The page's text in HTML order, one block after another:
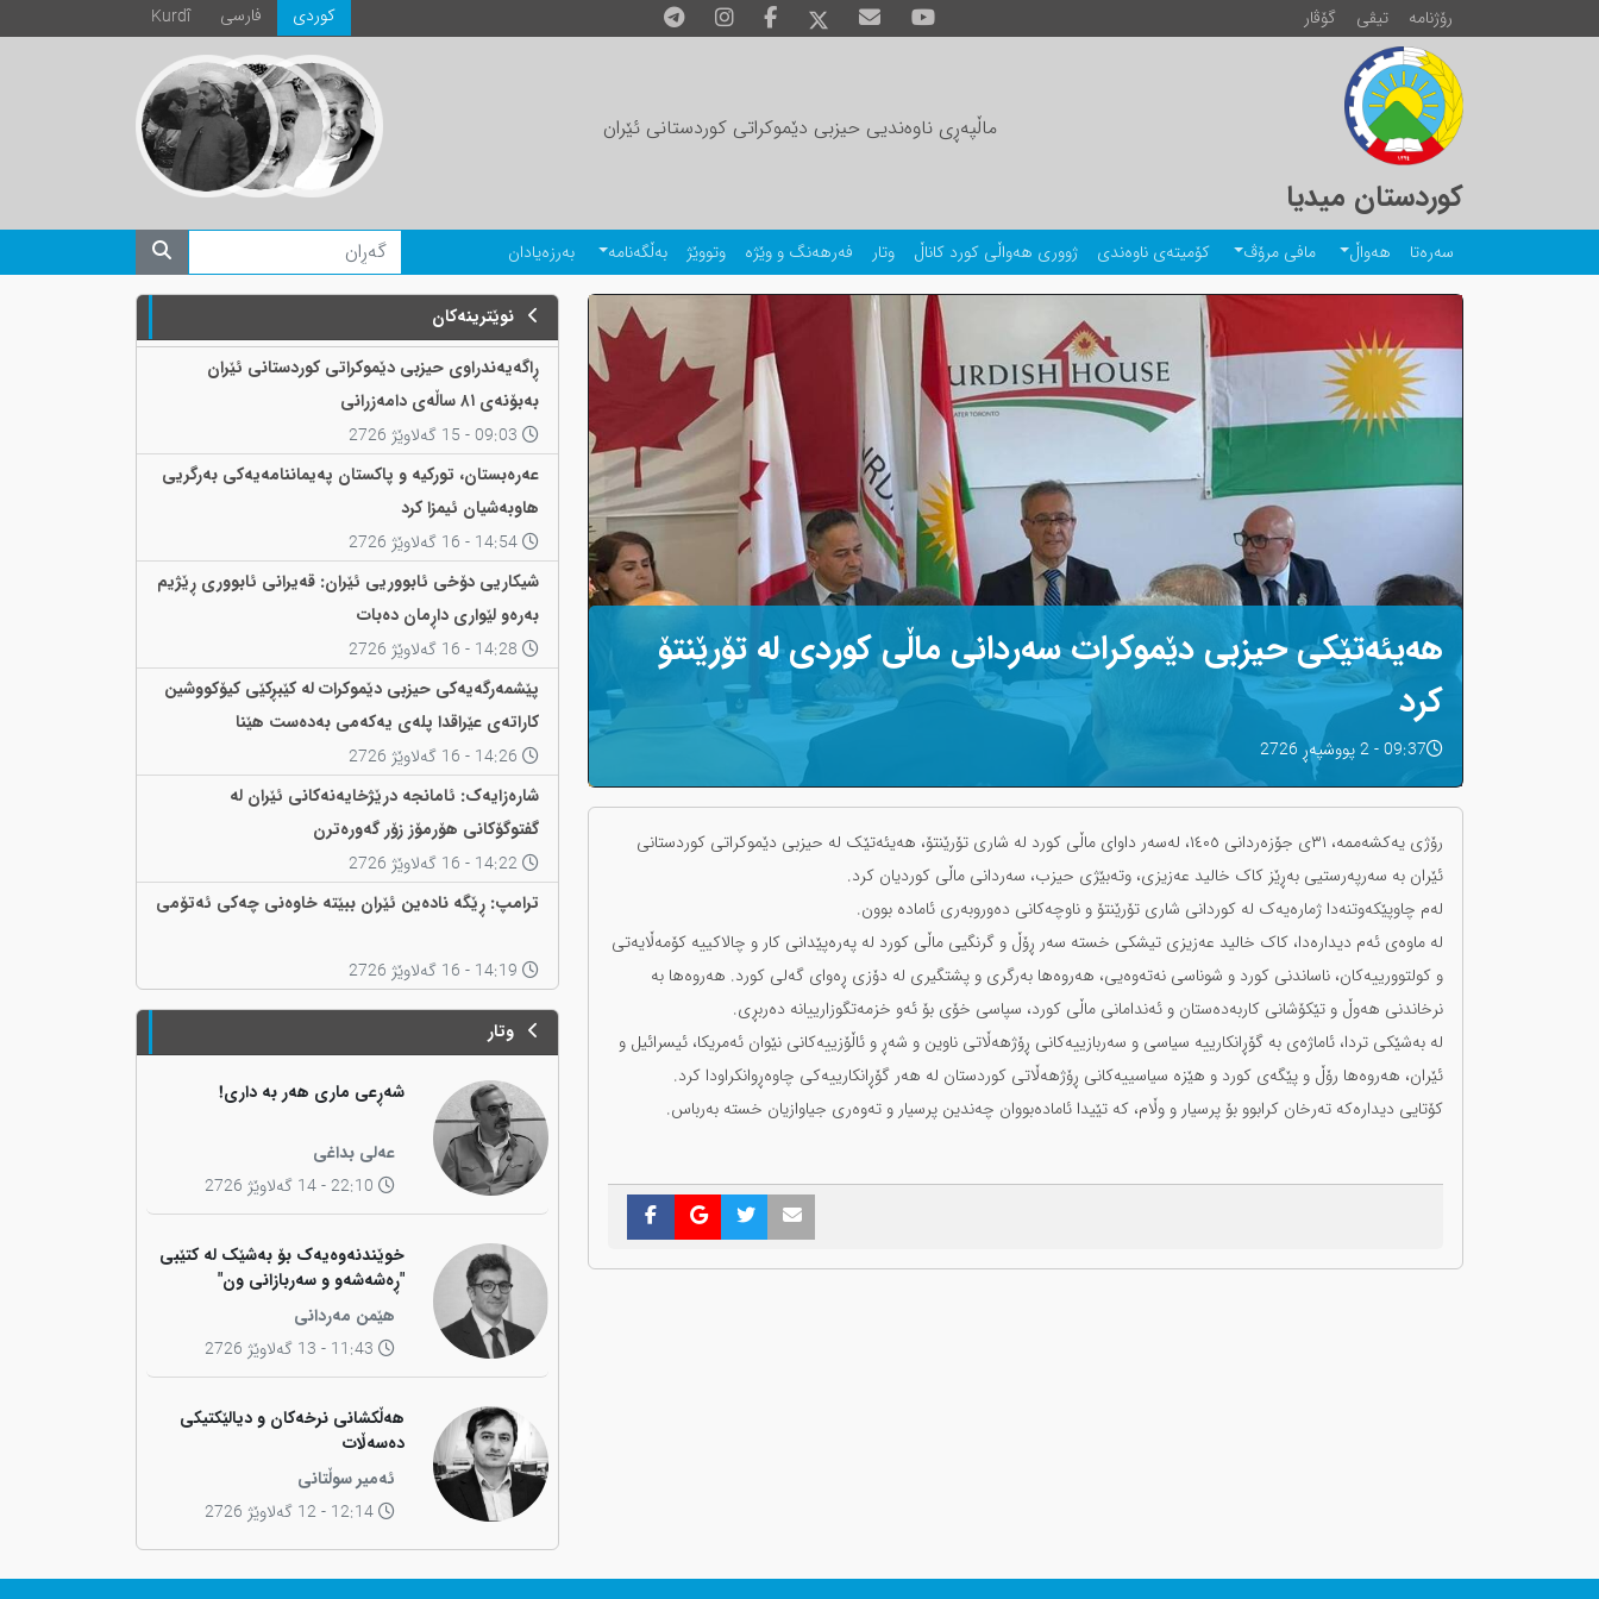
رۆژنامە تیڤی گۆڤار Kurdî فارسی كوردی
کوردستان میدیا
ماڵپەڕی ناوەندیی حیزبی دێموکراتی کوردستانی ئێران
سەرەتا هەواڵ مافی مرۆڤ کۆمیتەی ناوەندی ژووری هەواڵی کورد کاناڵ وتار فەرهەنگ و وێژە وتووێژ بەڵگەنامە بەرزەیادان
هەیئەتێکی حیزبی دێموکرات سەردانی ماڵی کوردی لە تۆرێنتۆ
کرد
09:37 - 2 پووشپەڕ 2726
رۆژی یەکشەممە، ٣١ی جۆزەردانی ١٤٠٥، لەسەر داوای ماڵی کورد لە شاری تۆرێنتۆ، هەیئەتێک لە حیزبی دێموکراتی کوردستانی
ئێران بە سەرپەرستیی بەڕێز کاک خالید عەزیزی، وتەبێژی حیزب، سەردانی ماڵی کوردیان کرد.
لەم چاوپێکەوتنەدا ژمارەیەک لە کوردانی شاری تۆرێنتۆ و ناوچەکانی دەوروبەری ئامادە بوون.
لە ماوەی ئەم دیدارەدا، کاک خالید عەزیزی تیشکی خستە سەر ڕۆڵ و گرنگیی ماڵی کورد لە پەرەپێدانی کار و چالاکییە کۆمەڵایەتی
و کولتوورییەکان، ناساندنی کورد و شوناسی نەتەوەیی، هەروەها بەرگری و پشتگیری لە دۆزی ڕەوای گەلی کورد. هەروەها بە
نرخاندنی هەوڵ و تێکۆشانی کاربەدەستان و ئەندامانی ماڵی کورد، سپاسی خۆی بۆ ئەو خزمەتگوزارییانە دەربڕی.
لە بەشێکی تردا، ئاماژەی بە گۆڕانکارییە سیاسی و سەربازییەکانی ڕۆژهەڵاتی ناوین و شەڕ و ئاڵۆزییەکانی نێوان ئەمریکا، ئیسرائیل و
ئێران، هەروەها رۆڵ و پێگەی کورد و هێزە سیاسییەکانی ڕۆژهەڵاتی کوردستان لە هەر گۆڕانکارییەکی چاوەڕوانکراودا کرد.
کۆتایی دیدارەکە تەرخان کرابوو بۆ پرسیار و وڵام، کە تێیدا ئامادەبووان چەندین پرسیار و تەوەری جیاوازیان خستە بەرباس.
نوێترینەکان
ڕاگەیەندراوی حیزبی دێموکراتی کوردستانی ئێران
بەبۆنەی ٨١ ساڵەی دامەزرانی
عەرەبستان، تورکیە و پاکستان پەیماننامەیەکی بەرگریی
هاوبەشیان ئیمزا کرد
شیکاریی دۆخی ئابووریی ئێران: قەیرانی ئابووری ڕێژیم
بەرەو لێواری داڕمان دەبات
پێشمەرگەیەکی حیزبی دێموکرات لە کێبڕکێی کیۆکووشین
کاراتەی عێراقدا پلەی یەکەمی بەدەست هێنا
شارەزایەک: ئامانجە درێژخایەنەکانی ئێران لە
گفتوگۆکانی هۆرمۆز زۆر گەورەترن
ترامپ: ڕێگە نادەین ئێران ببێتە خاوەنی چەکی ئەتۆمی
وتار
شەڕعی ماری هەر بە داری!
عەلی بداغی
22:10 - 14 گەلاوێژ 2726
خوێندنەوەیەک بۆ بەشێک لە کتێبی
"ڕەشەشەو و سەربازانی ون"
هێمن مەردانی
11:43 - 13 گەلاوێژ 2726
هەڵکشانی نرخەکان و دیالێکتیکی
دەسەڵات
ئەمیر سوڵتانی
12:14 - 12 گەلاوێژ 2726